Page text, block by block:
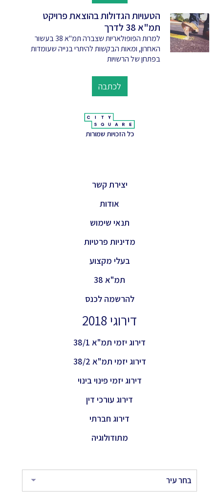
הטעויות הגדולות בהוצאת פרויקט
תמ"א 38 לדרך
למרות הפופולאריות שצברה תמ"א 38 בעשור
האחרון, ומאות הבקשות להיתרי בנייה שעומדות
בפתחן של הרשויות
לכתבה
כל הזכויות שמורות
יצירת קשר
אודות
תנאי שימוש
מדיניות פרטיות
בעלי מקצוע
תמ"א 38
להרשמה לכנס
דירוגי 2018
דירוג יזמי תמ"א 38/1
דירוג יזמי תמ"א 38/2
דירוג יזמי פינוי בינוי
דירוג עורכי דין
דירוג חברתי
מתודולוגיה